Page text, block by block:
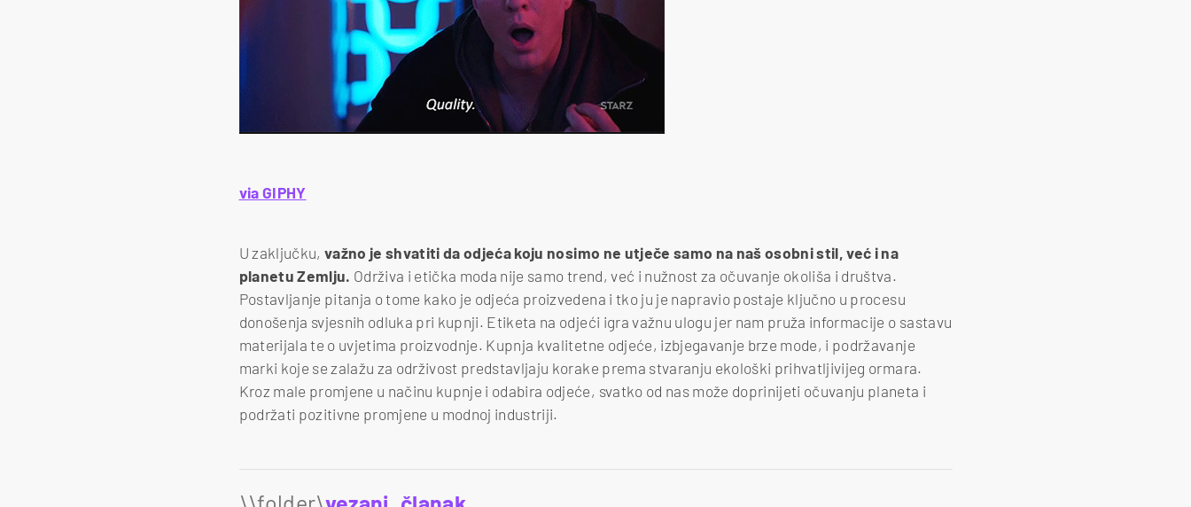
via GIPHY
U zaključku, važno je shvatiti da odjeća koju nosimo ne utječe samo na naš osobni stil, već i na
planetu Zemlju. Održiva i etička moda nije samo trend, već i nužnost za očuvanje okoliša i društva.
Postavljanje pitanja o tome kako je odjeća proizvedena i tko ju je napravio postaje ključno u procesu
donošenja svjesnih odluka pri kupnji. Etiketa na odjeći igra važnu ulogu jer nam pruža informacije o sastavu
materijala te o uvjetima proizvodnje. Kupnja kvalitetne odjeće, izbjegavanje brze mode, i podržavanje
marki koje se zalažu za održivost predstavljaju korake prema stvaranju ekološki prihvatljivijeg ormara.
Kroz male promjene u načinu kupnje i odabira odjeće, svatko od nas može doprinijeti očuvanju planeta i
podržati pozitivne promjene u modnoj industriji.